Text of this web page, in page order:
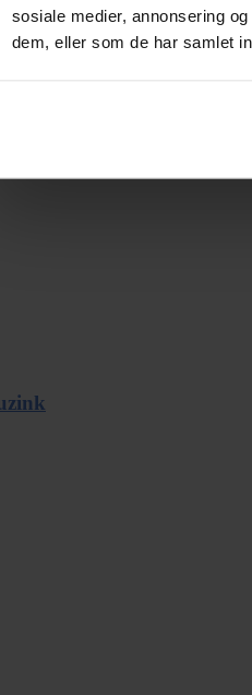
sosiale medier, annonsering
dem, eller som de har samlet